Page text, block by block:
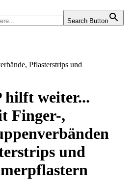
Search Button
hilft weiter...
Finger-,
und